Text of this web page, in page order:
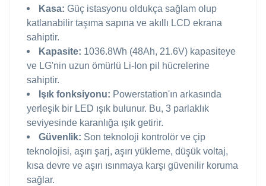
Kasa: Güç istasyonu oldukça sağlam olup
katlanabilir taşıma sapına ve akıllı LCD ekrana
sahiptir.
Kapasite: 1036.8Wh (48Ah, 21.6V) kapasiteye
ve LG'nin uzun ömürlü Li-Ion pil hücrelerine
sahiptir.
Işık fonksiyonu: Powerstation'ın arkasında
yerleşik bir LED ışık bulunur. Bu, 3 parlaklık
seviyesinde karanlığa ışık getirir.
Güvenlik: Son teknoloji kontrolör ve çip
teknolojisi, aşırı şarj, aşırı yükleme, düşük voltaj,
kısa devre ve aşırı ısınmaya karşı güvenilir koruma
sağlar.